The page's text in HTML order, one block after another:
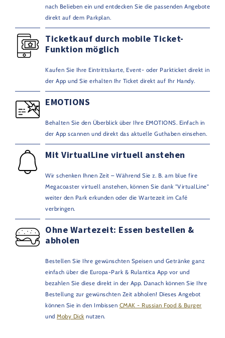
nach Belieben ein und entdecken Sie die passenden Angebote
direkt auf dem Parkplan.
Ticketkauf durch mobile Ticket-
Funktion möglich
Kaufen Sie Ihre Eintrittskarte, Event- oder Parkticket direkt in
der App und Sie erhalten Ihr Ticket direkt auf Ihr Handy.
EMOTIONS
Behalten Sie den Überblick über Ihre EMOTIONS. Einfach in
der App scannen und direkt das aktuelle Guthaben einsehen.
Mit VirtualLine virtuell anstehen
Wir schenken Ihnen Zeit – Während Sie z. B. am blue fire
Megacoaster virtuell anstehen, können Sie dank "VirtualLine"
weiter den Park erkunden oder die Wartezeit im Café
verbringen.
Ohne Wartezeit: Essen bestellen &
abholen
Bestellen Sie Ihre gewünschten Speisen und Getränke ganz
einfach über die Europa-Park & Rulantica App vor und
bezahlen Sie diese direkt in der App. Danach können Sie Ihre
Bestellung zur gewünschten Zeit abholen! Dieses Angebot
können Sie in den Imbissen CMAK - Russian Food & Burger
und Moby Dick nutzen.